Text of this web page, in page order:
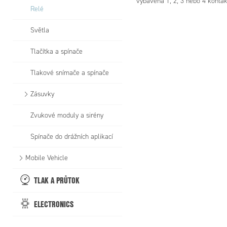
Relé
Světla
Tlačítka a spínače
Tlakové snímače a spínače
Zásuvky
Zvukové moduly a sirény
Spínače do drážních aplikací
Mobile Vehicle
TLAK A PRŮTOK
ELECTRONICS